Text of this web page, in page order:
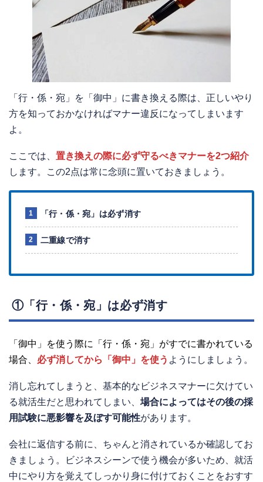
「行・係・宛」を「御中」に書き換える際は、正しいやり
方を知っておかなければマナー違反になってしまいます
よ。
ここでは、 置き換えの際に必ず守るべきマナーを2つ紹介
します。この2点は常に念頭に置いておきましょう。
「行・係・宛」は必ず消す
二重線で消す
①「行・係・宛」は必ず消す
「御中」を使う際に「行・係・宛」がすでに書かれている
場合、 必ず消してから「御中」を使う ようにしましょう。
消し忘れてしまうと、基本的なビジネスマナーに欠けてい
る就活生だと思われてしまい、 場合によってはその後の採
用試験に悪影響を及ぼす可能性があります。
会社に返信する前に、ちゃんと消されているか確認してお
きましょう。ビジネスシーンで使う機会が多いため、就活
中にやり方を覚えてしっかり身に付けておくことをおすす